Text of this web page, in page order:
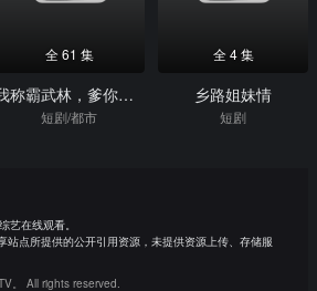
全 61 集
我称霸武林，爹你靠边站
短剧/都市
全 4 集
乡路姐妹情
短剧
艺在线观看。
站点所提供的公开引用资源，未提供资源上传、存储服
。 All rights reserved.